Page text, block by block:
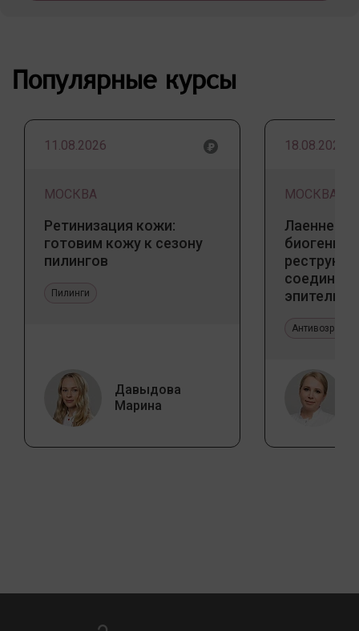
Популярные курсы
11.08.2026
МОСКВА
Ретинизация кожи:
готовим кожу к сезону
пилингов
Пилинги
Давыдова
Марина
18.08.2026
МОСКВА
Лаеннек
биогенный